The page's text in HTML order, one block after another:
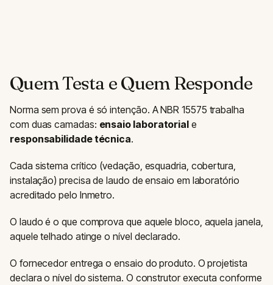
Quem Testa e Quem Responde
Norma sem prova é só intenção. A NBR 15575 trabalha
com duas camadas: ensaio laboratorial e
responsabilidade técnica.
Cada sistema crítico (vedação, esquadria, cobertura,
instalação) precisa de laudo de ensaio em laboratório
acreditado pelo Inmetro.
O laudo é o que comprova que aquele bloco, aquela janela,
aquele telhado atinge o nível declarado.
O fornecedor entrega o ensaio do produto. O projetista
declara o nível do sistema. O construtor executa conforme